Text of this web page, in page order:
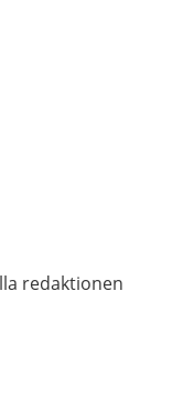
redaktionen